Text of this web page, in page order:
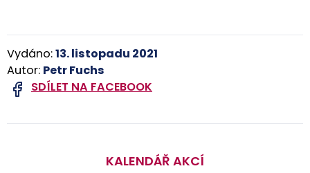
SDÍLET NA FACEBOOK
Vydáno:13. listopadu 2021
Autor: Petr Fuchs
KALENDÁŘ AKCÍ